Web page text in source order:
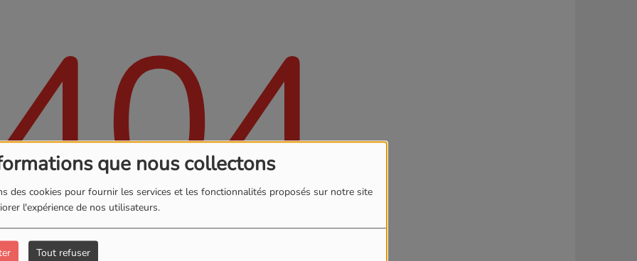
que nous collectons
des cookies pour fournir les services et les fonctionnalités proposés sur notre site
l'expérience de nos utilisateurs.
Tout refuser